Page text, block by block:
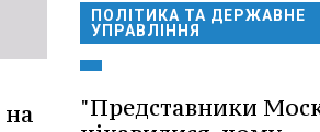
ПОЛІТИКА ТА ДЕРЖАВНЕ
УПРАВЛІННЯ
"Представники